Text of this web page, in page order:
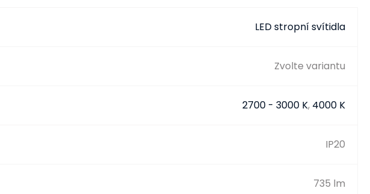
LED stropní svítidla
Zvolte variantu
2700 - 3000 K, 4000 K
IP20
735 lm